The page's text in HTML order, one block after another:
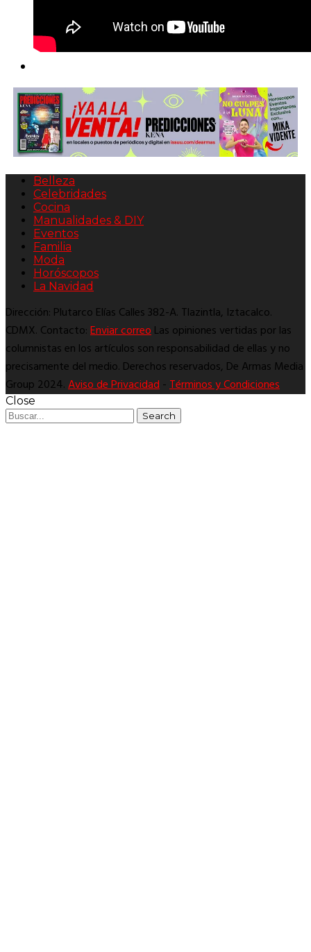
Belleza
Celebridades
Cocina
Manualidades & DIY
Eventos
Familia
Moda
Horóscopos
La Navidad
Dirección: Plutarco Elías Calles 382-A. Tlazintla, Iztacalco.
CDMX. Contacto:Enviar correoLas opiniones vertidas por las
columnistas en los artículos son responsabilidad de ellas y no
precisamente del medio. Derechos reservados, De Armas Media
Group 2024.Aviso de Privacidad-Términos y Condiciones
Close